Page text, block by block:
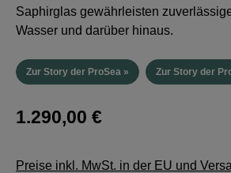
Saphirglas gewährleisten
Wasser und darüber hinaus.
Zur Story der ProSea » Zur Story der
1.290,00 €
Preise inkl. MwSt. in der EU und